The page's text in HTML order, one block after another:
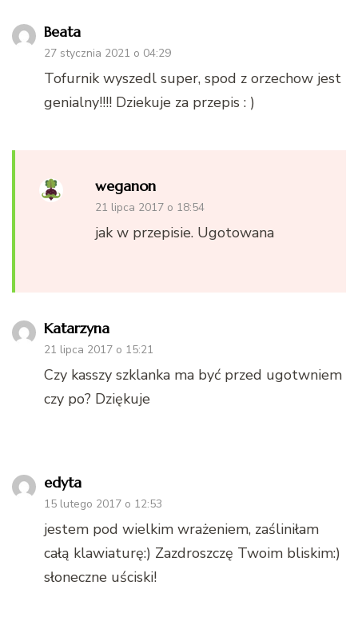
Beata
27 stycznia 2021 o 04:29
Tofurnik wyszedl super, spod z orzechow jest
genialny!!!! Dziekuje za przepis : )
weganon
21 lipca 2017 o 18:54
jak w przepisie. Ugotowana
Katarzyna
21 lipca 2017 o 15:21
Czy kasszy szklanka ma być przed ugotwniem
czy po? Dziękuje
edyta
15 lutego 2017 o 12:53
jestem pod wielkim wrażeniem, zaśliniłam
całą klawiaturę:) Zazdroszczę Twoim bliskim:)
słoneczne uściski!